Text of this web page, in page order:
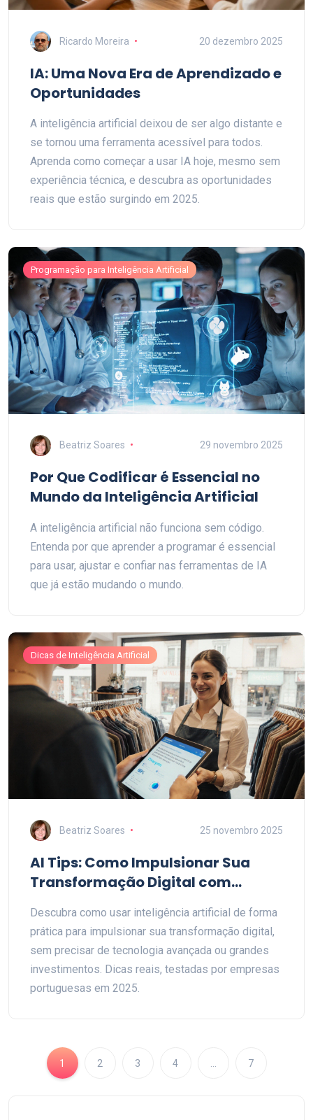
Ricardo Moreira 20 dezembro 2025
IA: Uma Nova Era de Aprendizado e
Oportunidades
A inteligência artificial deixou de ser algo distante e
se tornou uma ferramenta acessível para todos.
Aprenda como começar a usar IA hoje, mesmo sem
experiência técnica, e descubra as oportunidades
reais que estão surgindo em 2025.
Programação para Inteligência Artificial
Beatriz Soares 29 novembro 2025
Por Que Codificar é Essencial no
Mundo da Inteligência Artificial
A inteligência artificial não funciona sem código.
Entenda por que aprender a programar é essencial
para usar, ajustar e confiar nas ferramentas de IA
que já estão mudando o mundo.
Dicas de Inteligência Artificial
Beatriz Soares 25 novembro 2025
AI Tips: Como Impulsionar Sua
Transformação Digital com
Descubra como usar inteligência artificial de forma
prática para impulsionar sua transformação digital,
sem precisar de tecnologia avançada ou grandes
investimentos. Dicas reais, testadas por empresas
portuguesas em 2025.
1 2 3 4 7